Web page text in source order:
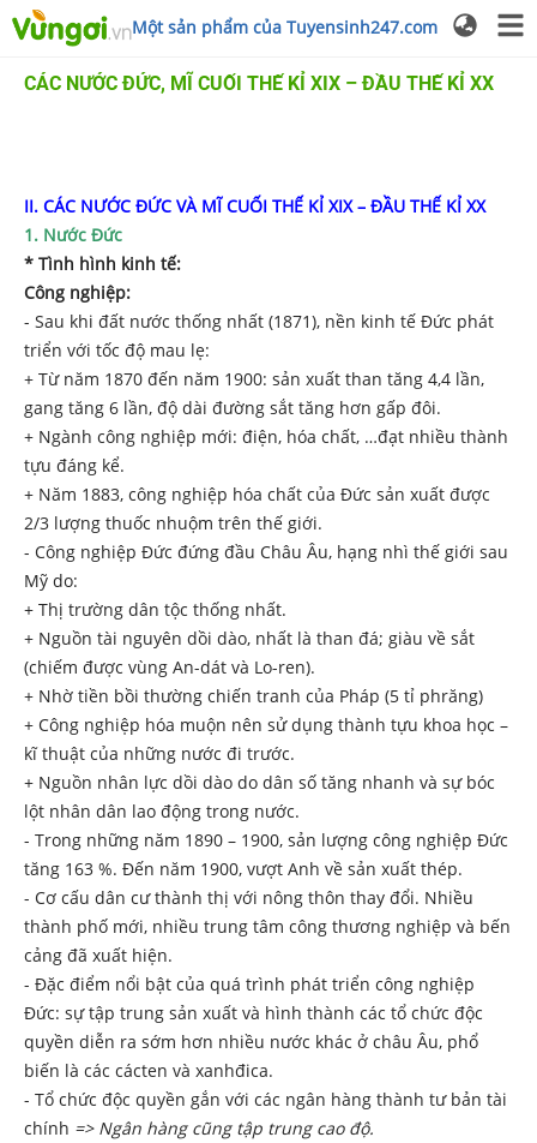
Một sản phẩm của Tuyensinh247.com
CÁC NƯỚC ĐỨC, MĨ CUỐI THẾ KỈ XIX – ĐẦU THẾ KỈ XX
II. CÁC NƯỚC ĐỨC VÀ MĨ CUỐI THẾ KỈ XIX – ĐẦU THẾ KỈ XX
1. Nước Đức
* Tình hình kinh tế:
Công nghiệp:
- Sau khi đất nước thống nhất (1871), nền kinh tế Đức phát
triển với tốc độ mau lẹ:
+ Từ năm 1870 đến năm 1900: sản xuất than tăng 4,4 lần,
gang tăng 6 lần, độ dài đường sắt tăng hơn gấp đôi.
+ Ngành công nghiệp mới: điện, hóa chất, …đạt nhiều thành
tựu đáng kể.
+ Năm 1883, công nghiệp hóa chất của Đức sản xuất được
2/3 lượng thuốc nhuộm trên thế giới.
- Công nghiệp Đức đứng đầu Châu Âu, hạng nhì thế giới sau
Mỹ do:
+ Thị trường dân tộc thống nhất.
+ Nguồn tài nguyên dồi dào, nhất là than đá; giàu về sắt
(chiếm được vùng An-dát và Lo-ren).
+ Nhờ tiền bồi thường chiến tranh của Pháp (5 tỉ phrăng)
+ Công nghiệp hóa muộn nên sử dụng thành tựu khoa học –
kĩ thuật của những nước đi trước.
+ Nguồn nhân lực dồi dào do dân số tăng nhanh và sự bóc
lột nhân dân lao động trong nước.
- Trong những năm 1890 – 1900, sản lượng công nghiệp Đức
tăng 163 %. Đến năm 1900, vượt Anh về sản xuất thép.
- Cơ cấu dân cư thành thị với nông thôn thay đổi. Nhiều
thành phố mới, nhiều trung tâm công thương nghiệp và bến
cảng đã xuất hiện.
- Đặc điểm nổi bật của quá trình phát triển công nghiệp
Đức: sự tập trung sản xuất và hình thành các tổ chức độc
quyền diễn ra sớm hơn nhiều nước khác ở châu Âu, phổ
biến là các cácten và xanhđica.
- Tổ chức độc quyền gắn với các ngân hàng thành tư bản tài
chính => Ngân hàng cũng tập trung cao độ.